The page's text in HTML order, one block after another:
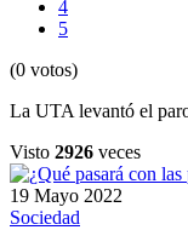
4
5
(0 votos)
La UTA levantó el
Visto 2926 veces
19 Mayo 2022
Sociedad